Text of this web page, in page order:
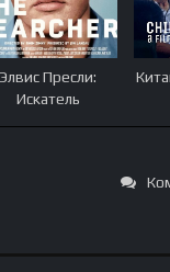
Элвис Пресли:
Искатель